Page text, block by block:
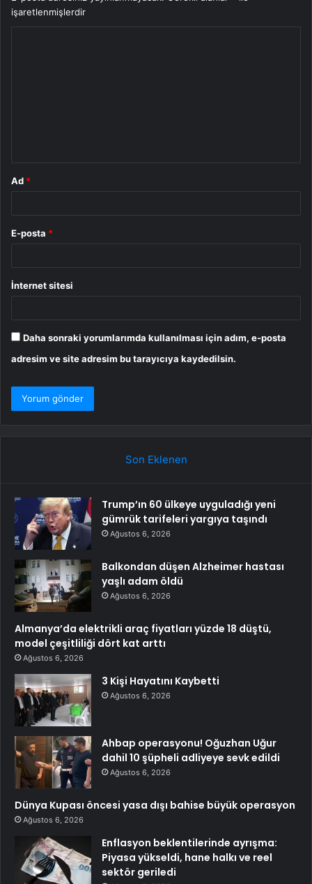
işaretlenmişlerdir
Ad *
E-posta *
İnternet sitesi
Daha sonraki yorumlarımda kullanılması için adım, e-posta
adresim ve site adresim bu tarayıcıya kaydedilsin.
Son Eklenen
Trump’ın 60 ülkeye uyguladığı yeni
gümrük tarifeleri yargıya taşındı
Ağustos 6, 2026
Balkondan düşen Alzheimer hastası
yaşlı adam öldü
Ağustos 6, 2026
Almanya’da elektrikli araç fiyatları yüzde 18 düştü,
model çeşitliliği dört kat arttı
Ağustos 6, 2026
3 Kişi Hayatını Kaybetti
Ağustos 6, 2026
Ahbap operasyonu! Oğuzhan Uğur
dahil 10 şüpheli adliyeye sevk edildi
Ağustos 6, 2026
Dünya Kupası öncesi yasa dışı bahise büyük operasyon
Ağustos 6, 2026
Enflasyon beklentilerinde ayrışma:
Piyasa yükseldi, hane halkı ve reel
sektör geriledi